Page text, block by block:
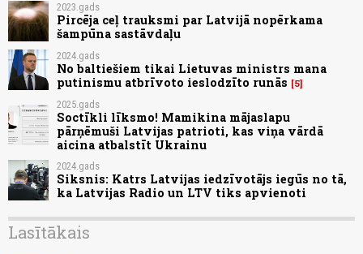
2023.gads
Pircēja ceļ trauksmi par Latvijā nopērkama
šampūna sastāvdaļu
2024.gads
No baltiešiem tikai Lietuvas ministrs mana
putinismu atbrīvoto ieslodzīto runās
5
2025.gads
Soctīkli līksmo! Mamikina mājaslapu
pārņēmuši Latvijas patrioti, kas viņa vārdā
aicina atbalstīt Ukrainu
2024.gads
Siksnis: Katrs Latvijas iedzīvotājs iegūs no tā,
ka Latvijas Radio un LTV tiks apvienoti
Lasītākais